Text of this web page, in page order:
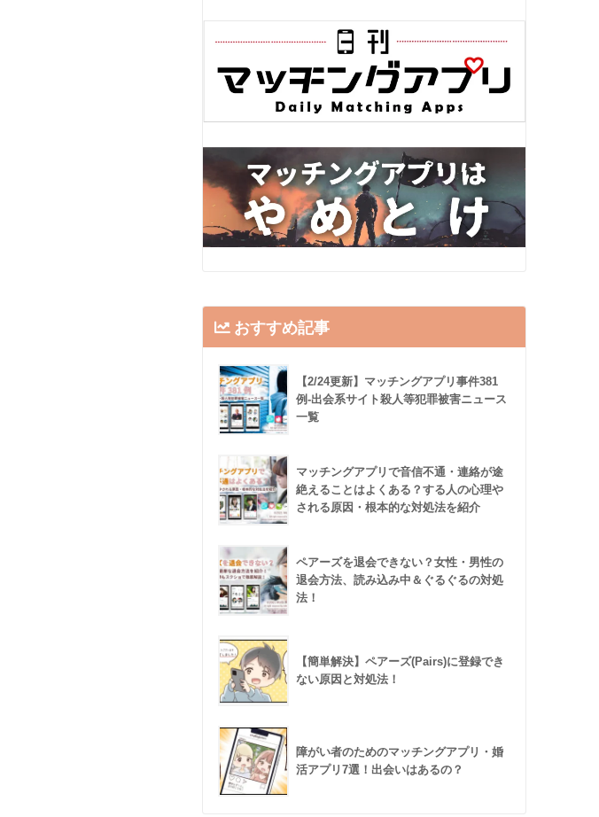
おすすめ記事
【2/24更新】マッチングアプリ事件381
例-出会系サイト殺人等犯罪被害ニュース
一覧
マッチングアプリで音信不通・連絡が途
絶えることはよくある？する人の心理や
される原因・根本的な対処法を紹介
ペアーズを退会できない？女性・男性の
退会方法、読み込み中＆ぐるぐるの対処
法！
【簡単解決】ペアーズ(Pairs)に登録でき
ない原因と対処法！
障がい者のためのマッチングアプリ・婚
活アプリ7選！出会いはあるの？